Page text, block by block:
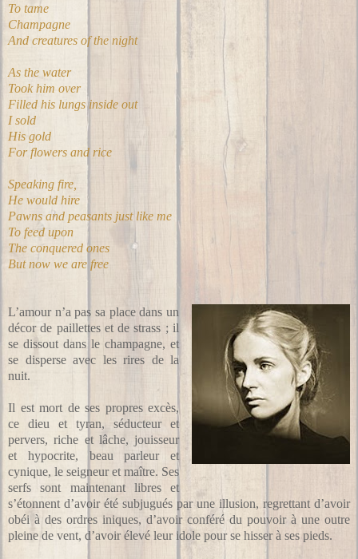
To tame
Champagne
And creatures of the night
As the water
Took him over
Filled his lungs inside out
I sold
His gold
For flowers and rice
Speaking fire,
He would hire
Pawns and peasants just like me
To feed upon
The conquered ones
But now we are free
L’amour n’a pas sa place dans un
décor de paillettes et de strass ; il
se dissout dans le champagne, et
se disperse avec les rires de la
nuit.
Il est mort de ses propres excès,
ce dieu et tyran, séducteur et
pervers, riche et lâche, jouisseur
et hypocrite, beau parleur et
cynique, le seigneur et maître. Ses
serfs sont maintenant libres et
s’étonnent d’avoir été subjugués par une illusion, regrettant d’avoir
obéi à des ordres iniques, d’avoir conféré du pouvoir à une outre
pleine de vent, d’avoir élevé leur idole pour se hisser à ses pieds.